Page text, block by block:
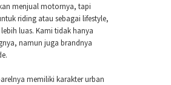
menjual motornya, tapi
riding atau sebagai lifestyle,
luas. Kami tidak hanya
namun juga brandnya
memiliki karakter urban